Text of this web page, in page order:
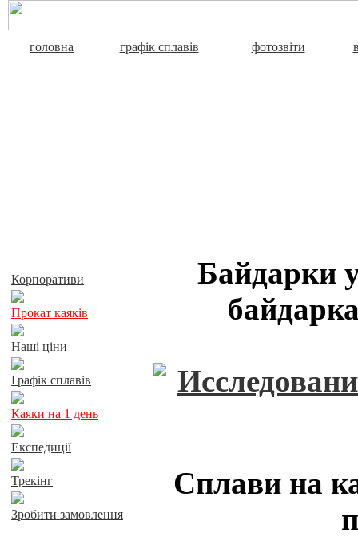
головна графік сплавів фотозвіти
Корпоративи
Прокат каяків
Наші ціни
Графік сплавів
Каяки на 1 день
Експедиції
Трекінг
Зробити замовлення
Байдарки
Сплави на